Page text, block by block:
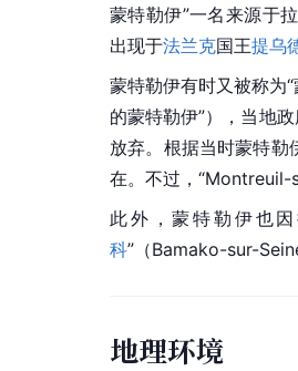
蒙特勒伊”一名来源于
出现于法兰克国王提乌
蒙特勒伊有时又被称为
的蒙特勒伊”），当地
放弃。根据当时蒙特勒
在。不过，“Montreuil-
此外，蒙特勒伊也
科”（Bamako-sur-
地理环境